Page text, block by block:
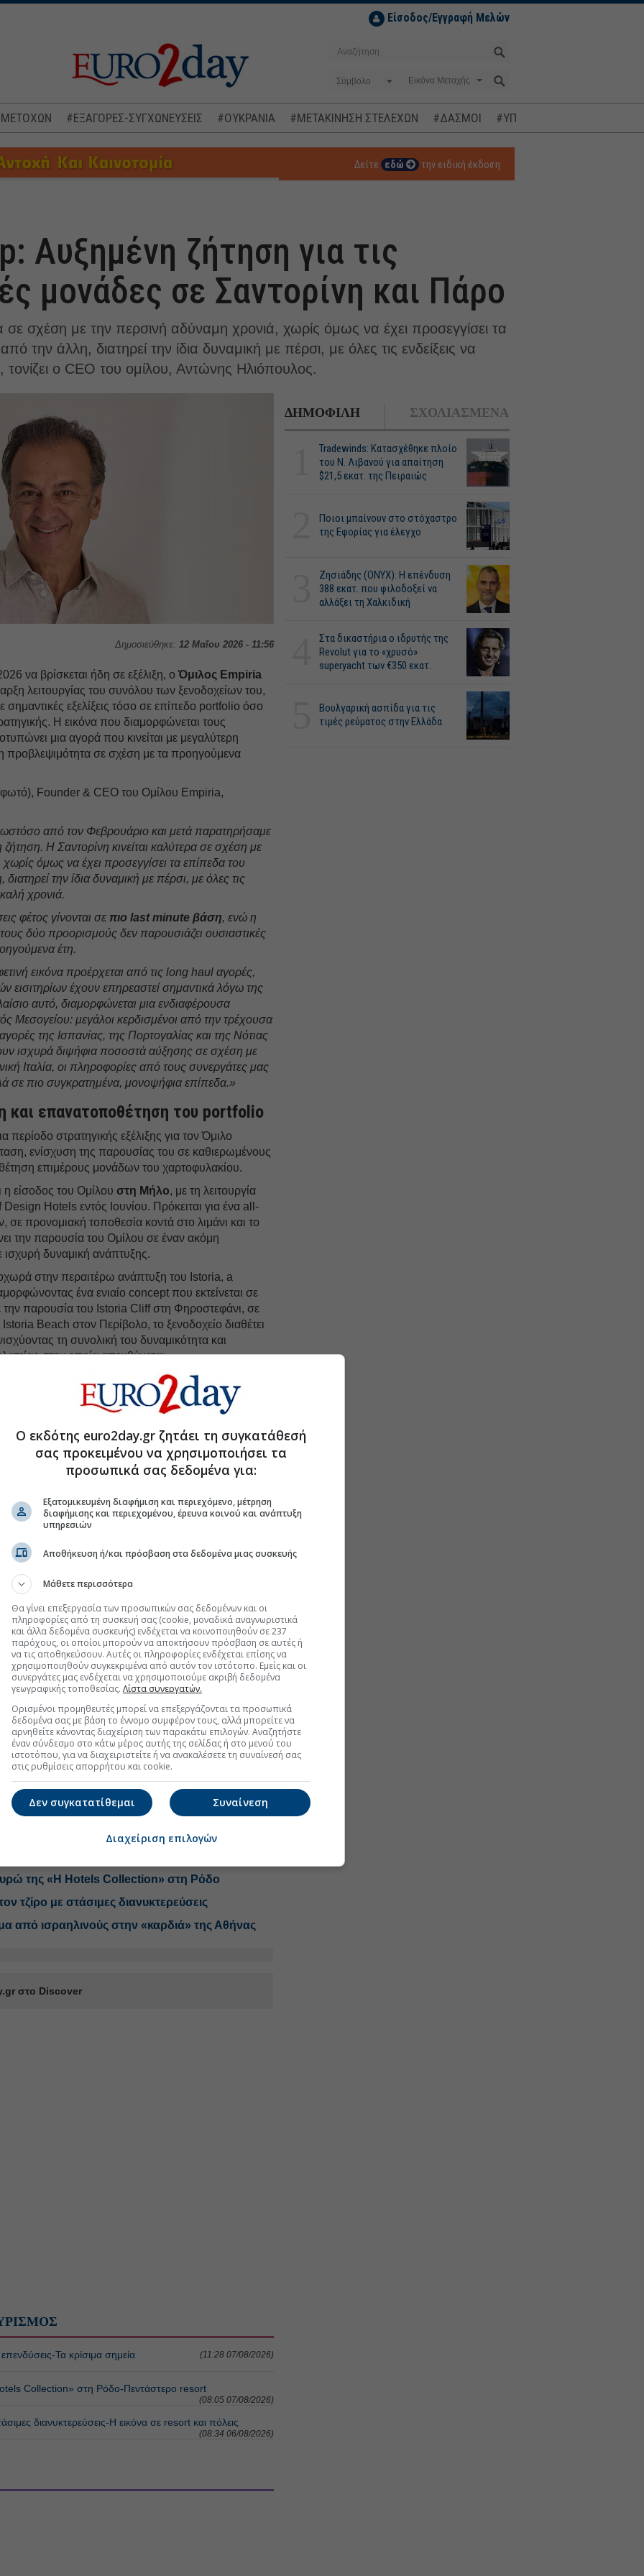
Είσοδος/Εγγραφή Μελών
Σύμβολο
ΜΕΤΟΧΩΝ #ΕΞΑΓΟΡΕΣ-ΣΥΓΧΩΝΕΥΣΕΙΣ #ΟΥΚΡΑΝΙΑ #ΜΕΤΑΚΙΝΗΣΗ ΣΤΕΛΕΧΩΝ #ΔΑΣΜΟΙ #ΥΠΟΚΛΟΠΕΣ
Δείτε εδώ την ειδική έκδοση
Αυξημένη ζήτηση για τις
μονάδες σε Σαντορίνη και Πάρο
σε σχέση με την περσινή αδύναμη χρονιά, χωρίς όμως να έχει προσεγγίσει τα
την άλλη, διατηρεί την ίδια δυναμική με πέρσι, με όλες τις ενδείξεις να
ο CEO του ομίλου, Αντώνης Ηλιόπουλος.
Δημοσιεύθηκε: 12 Μαΐου 2026 - 11:56
να βρίσκεται ήδη σε εξέλιξη, οΌμιλος Empiria
λειτουργίας του συνόλου των ξενοδοχείων του,
σημαντικές εξελίξεις τόσο σε επίπεδο portfolio όσο
Η εικόνα που διαμορφώνεται τους
μια αγορά που κινείται με μεγαλύτερη
προβλεψιμότητα σε σχέση με τα προηγούμενα
Founder & CEO του Ομίλου Empiria,
ωστόσο από τον Φεβρουάριο και μετά παρατηρήσαμε
Η Σαντορίνη κινείται καλύτερα σε σχέση με
όμως να έχει προσεγγίσει τα επίπεδα του
την ίδια δυναμική με πέρσι, με όλες τις
χρονιά.
φέτος γίνονται σε πιο last minute βάση, ενώ η
δύο προορισμούς δεν παρουσιάζει ουσιαστικές
έτη.
εικόνα προέρχεται από τις long haul αγορές,
εισιτηρίων έχουν επηρεαστεί σημαντικά λόγω της
αυτό, διαμορφώνεται μια ενδιαφέρουσα
Μεσογείου: μεγάλοι κερδισμένοι από την τρέχουσα
αγορές της Ισπανίας, της Πορτογαλίας και της Νότιας
ισχυρά διψήφια ποσοστά αύξησης σε σχέση με
Ιταλία, οι πληροφορίες από τους συνεργάτες μας
σε πιο συγκρατημένα, μονοψήφια επίπεδα.»
και επανατοποθέτηση του portfolio
περίοδο στρατηγικής εξέλιξης για τον Όμιλο
ενίσχυση της παρουσίας του σε καθιερωμένους
επιμέρους μονάδων του χαρτοφυλακίου.
η είσοδος του Ομίλουστη Μήλο, με τη λειτουργία
Hotels εντός Ιουνίου. Πρόκειται για ένα all-
σε προνομιακή τοποθεσία κοντά στο λιμάνι και το
την παρουσία του Ομίλου σε έναν ακόμη
δυναμική ανάπτυξης.
στην περαιτέρω ανάπτυξη του Istoria, a
ένα ενιαίο concept που εκτείνεται σε
την παρουσία του Istoria Cliff στη Φηροστεφάνι, σε
Beach στον Περίβολο, το ξενοδοχείο διαθέτει
τη συνολική του δυναμικότητα και
στην οποία απευθύνεται.
εισέρχεται στην πρώτη πλήρη σεζόν
τη διάσταση της ιδιωτικής διαμονής υψηλών
Ομίλου και απευθυνόμενο σε ένα κοινό που
διακριτική πολυτέλεια και μια πιο προσωπική
Όμιλος Empiria προχωρά στη νέα σεζόν με τη
συνόλου των ξενοδοχείων του.
στο
εξελίξεις με την υπογραφη εγκυρότητας του Euro2day.gr
FOLLOW US
Ακολουθήστε τη σελίδα τουEuro2day.grστοLinkedin
Mystique, a Luxury Collection Hotel στις 20 Απριλίου,
Member of Design Hotels την 1η Μαΐου και το
στις 4 Μαΐου. Στη συνέχεια, το Cosme, a
τους πρώτους επισκέπτες του στις 8 Μαΐου,
Hotels και το Acron Villas ανοίγει στις 15
ξενοδοχείο Eréma, a Member of Design Hotels στη
του στις 22 Ιουνίου.
τουριστικές επενδύσεις
της «H Hotels Collection» στη Ρόδο
τζίρο με στάσιμες διανυκτερεύσεις
από ισραηλινούς στην «καρδιά» της Αθήνας
στο Discover
ΔΗΜΟΦΙΛΗ ΣΧΟΛΙΑΣΜΕΝΑ
Tradewinds: Κατασχέθηκε πλοίο
του Ν. Λιβανού για απαίτηση
$21,5 εκατ. της Πειραιώς
Ποιοι μπαίνουν στο στόχαστρο
της Εφορίας για έλεγχο
Ζησιάδης (ONYX): Η επένδυση
388 εκατ. που φιλοδοξεί να
αλλάξει τη Χαλκιδική
Στα δικαστήρια ο ιδρυτής της
Revolut για το «χρυσό»
superyacht των €350 εκατ.
Βουλγαρική ασπίδα για τις
τιμές ρεύματος στην Ελλάδα
Τα κρίσιμα σημεία (11:28 07/08/2026)
Collection» στη Ρόδο-Πεντάστερο resort
(08:05 07/08/2026)
διανυκτερεύσεις-Η εικόνα σε resort και πόλεις
(08:34 06/08/2026)
Ο εκδότης euro2day.gr ζητάει τη συγκατάθεσή
σας προκειμένου να χρησιμοποιήσει τα
προσωπικά σας δεδομένα για:
Εξατομικευμένη διαφήμιση και περιεχόμενο, μέτρηση
διαφήμισης και περιεχομένου, έρευνα κοινού και ανάπτυξη
υπηρεσιών
Αποθήκευση ή/και πρόσβαση στα δεδομένα μιας συσκευής
Μάθετε περισσότερα
Θα γίνει επεξεργασία των προσωπικών σας δεδομένων και οι
πληροφορίες από τη συσκευή σας (cookie, μοναδικά αναγνωριστικά
και άλλα δεδομένα συσκευής) ενδέχεται να κοινοποιηθούν σε 237
παρόχους, οι οποίοι μπορούν να αποκτήσουν πρόσβαση σε αυτές ή
να τις αποθηκεύσουν. Αυτές οι πληροφορίες ενδέχεται επίσης να
χρησιμοποιηθούν συγκεκριμένα από αυτόν τον ιστότοπο. Εμείς και οι
συνεργάτες μας ενδέχεται να χρησιμοποιούμε ακριβή δεδομένα
γεωγραφικής τοποθεσίας. Λίστα συνεργατών.
Ορισμένοι προμηθευτές μπορεί να επεξεργάζονται τα προσωπικά
δεδομένα σας με βάση το έννομο συμφέρον τους, αλλά μπορείτε να
αρνηθείτε κάνοντας διαχείριση των παρακάτω επιλογών. Αναζητήστε
έναν σύνδεσμο στο κάτω μέρος αυτής της σελίδας ή στο μενού του
ιστοτόπου, για να διαχειριστείτε ή να ανακαλέσετε τη συναίνεσή σας
στις ρυθμίσεις απορρήτου και cookie.
Συναίνεση
Δεν συγκατατίθεμαι
Διαχείριση επιλογών